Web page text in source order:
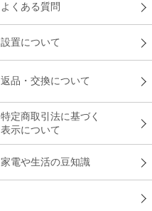
よくある質問
設置について
返品・交換について
特定商取引法に基づく
表示について
家電や生活の豆知識